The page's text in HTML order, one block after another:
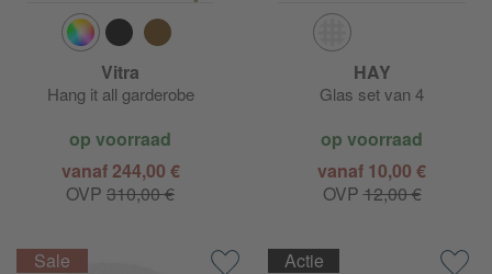
Vitra
Hang it all garderobe
op voorraad
vanaf 244,00 €
OVP 310,00 €
HAY
Glas set van 4
op voorraad
vanaf 10,00 €
OVP12,00 €
Actie